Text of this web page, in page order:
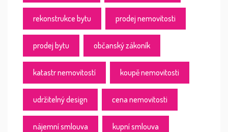
rekonstrukce bytu prodej nemovitosti
prodej bytu občanský zákoník
katastr nemovitostí koupě nemovitosti
udržitelný design cena nemovitosti
nájemní smlouva kupní smlouva